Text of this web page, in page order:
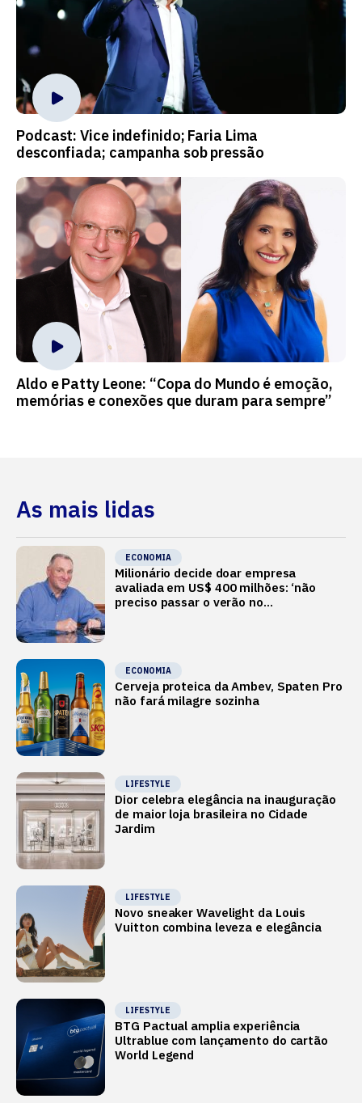
Podcast: Vice indefinido; Faria Lima
desconfiada; campanha sob pressão
Aldo e Patty Leone: “Copa do Mundo é emoção,
memórias e conexões que duram para sempre”
As mais lidas
ECONOMIA
Milionário decide doar empresa
avaliada em US$ 400 milhões: ‘não
preciso passar o verão no
ECONOMIA
Cerveja proteica da Ambev, Spaten Pro
não fará milagre sozinha
LIFESTYLE
Dior celebra elegância na inauguração
de maior loja brasileira no Cidade
Jardim
LIFESTYLE
Novo sneaker Wavelight da Louis
Vuitton combina leveza e elegância
LIFESTYLE
BTG Pactual amplia experiência
Ultrablue com lançamento do cartão
World Legend